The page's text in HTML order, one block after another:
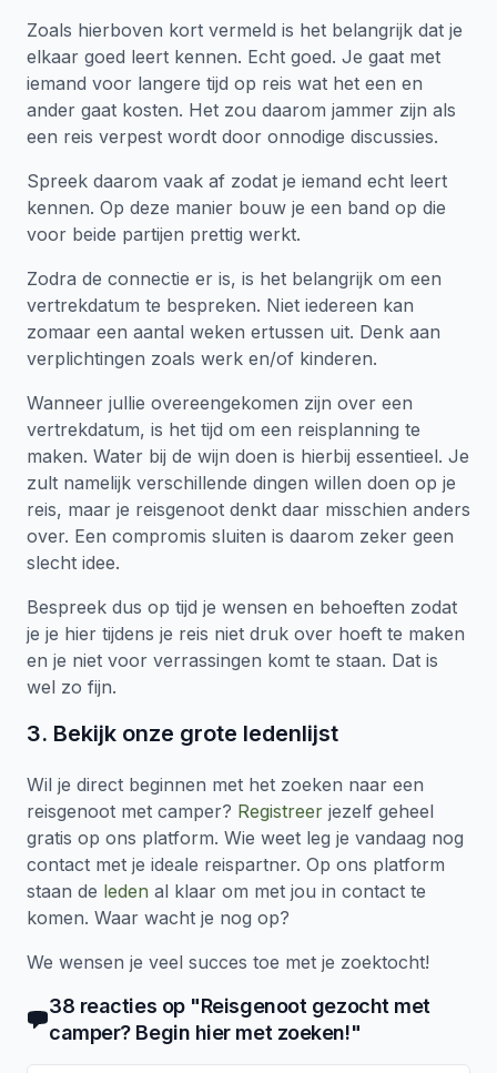
Zoals hierboven kort vermeld is het belangrijk dat je
elkaar goed leert kennen. Echt goed. Je gaat met
iemand voor langere tijd op reis wat het een en
ander gaat kosten. Het zou daarom jammer zijn als
een reis verpest wordt door onnodige discussies.
Spreek daarom vaak af zodat je iemand echt leert
kennen. Op deze manier bouw je een band op die
voor beide partijen prettig werkt.
Zodra de connectie er is, is het belangrijk om een
vertrekdatum te bespreken. Niet iedereen kan
zomaar een aantal weken ertussen uit. Denk aan
verplichtingen zoals werk en/of kinderen.
Wanneer jullie overeengekomen zijn over een
vertrekdatum, is het tijd om een reisplanning te
maken. Water bij de wijn doen is hierbij essentieel. Je
zult namelijk verschillende dingen willen doen op je
reis, maar je reisgenoot denkt daar misschien anders
over. Een compromis sluiten is daarom zeker geen
slecht idee.
Bespreek dus op tijd je wensen en behoeften zodat
je je hier tijdens je reis niet druk over hoeft te maken
en je niet voor verrassingen komt te staan. Dat is
wel zo fijn.
3. Bekijk onze grote ledenlijst
Wil je direct beginnen met het zoeken naar een
reisgenoot met camper? Registreer jezelf geheel
gratis op ons platform. Wie weet leg je vandaag nog
contact met je ideale reispartner. Op ons platform
staan de leden al klaar om met jou in contact te
komen. Waar wacht je nog op?
We wensen je veel succes toe met je zoektocht!
38 reacties op "Reisgenoot gezocht met
camper? Begin hier met zoeken!"